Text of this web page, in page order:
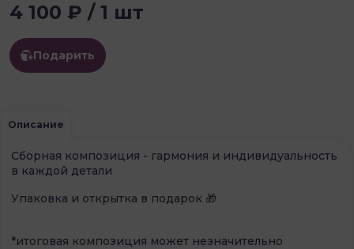
4 100 ₽ / 1 шт
Подарить
Описание
Сборная композиция - гармония и индивидуальность
в каждой детали
Упаковка и открытка в подарок 🎁
*итоговая композиция может незначительно